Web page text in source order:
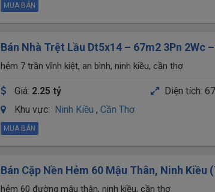
MUA BÁN
Bán Nhà Trệt Lầu Dt5x14 – 67m2 3Pn 2Wc
Kiết, An Bình, Ninh Kiều
hẻm 7 trần vĩnh kiệt, an bình, ninh kiều, cần thơ
Giá: 2.25 tỷ Diện tích:
Khu vực: Ninh Kiều , Cần Thơ
MUA BÁN
Bán Cặp Nền Hẻm 60 Mậu Thân, Ninh Kiều
Lotte Mart – Tặng Nhà Trệt Đổ Mâm
hẻm 60 đường mậu thân, ninh kiều, cần thơ